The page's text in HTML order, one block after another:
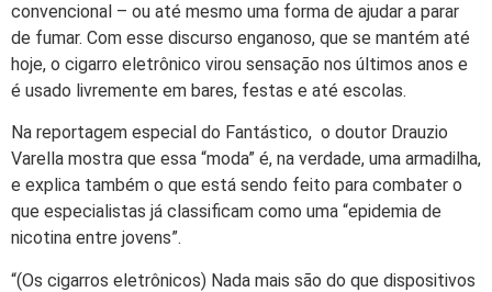
convencional – ou até mesmo uma forma de ajudar a parar
de fumar. Com esse discurso enganoso, que se mantém até
hoje, o cigarro eletrônico virou sensação nos últimos anos e
é usado livremente em bares, festas e até escolas.
Na reportagem especial do Fantástico, o doutor Drauzio
Varella mostra que essa “moda” é, na verdade, uma armadilha,
e explica também o que está sendo feito para combater o
que especialistas já classificam como uma “epidemia de
nicotina entre jovens”.
“(Os cigarros eletrônicos) Nada mais são do que dispositivos